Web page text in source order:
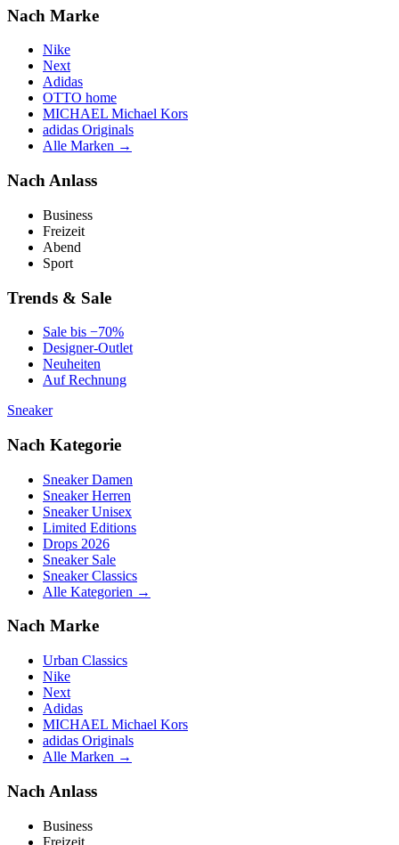
Nach Marke
Nike
Next
Adidas
OTTO home
MICHAEL Michael Kors
adidas Originals
Alle Marken →
Nach Anlass
Business
Freizeit
Abend
Sport
Trends & Sale
Sale bis −70%
Designer-Outlet
Neuheiten
Auf Rechnung
Sneaker
Nach Kategorie
Sneaker Damen
Sneaker Herren
Sneaker Unisex
Limited Editions
Drops 2026
Sneaker Sale
Sneaker Classics
Alle Kategorien →
Nach Marke
Urban Classics
Nike
Next
Adidas
MICHAEL Michael Kors
adidas Originals
Alle Marken →
Nach Anlass
Business
Freizeit